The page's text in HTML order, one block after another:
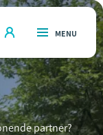
OPEN
MENU
partner?